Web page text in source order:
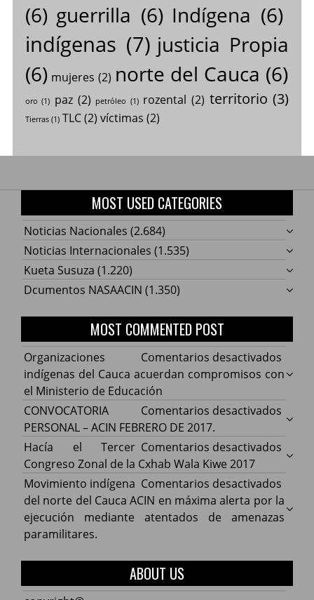
(6) guerrilla (6) Indígena (6)
indígenas (7) justicia Propia
(6) mujeres (2) norte del Cauca (6)
oro (1) paz (2) petróleo (1) rozental (2) territorio (3)
Tierras(1) TLC(2) víctimas (2)
MOST USED CATEGORIES
Noticias Nacionales (2.684)
Noticias Internacionales (1.535)
Kueta Susuza (1.220)
Dcumentos NASAACIN (1.350)
MOST COMMENTED POST
Comentarios desactivados
Cauca
con
de
Organizaciones
indígenas del Cauca acuerdan compromisos con
el Ministerio de Educación
Comentarios desactivados
ACIN
DE
CONVOCATORIA
PERSONAL – ACIN FEBRERO DE 2017.
Comentarios desactivados
Hacía
la
Hacía el Tercer
Congreso Zonal de la Cxhab Wala Kiwe 2017
Comentarios desactivados
Cauca
Movimiento indígena
del norte del Cauca ACIN en máxima alerta por la
ejecución mediante atentados de amenazas
paramilitares.
ABOUT US